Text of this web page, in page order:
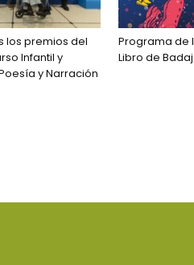
los premios del
Infantil y
y Narración
Programa de
Libro de